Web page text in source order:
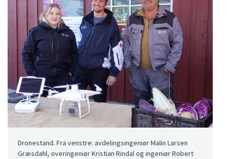
Dronestand. Fra venstre: avdelingsingeniør Malin Larsen
Græsdahl, overingeniør Kristian Rindal og ingeniør Robert